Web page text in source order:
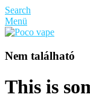
Search
Menü
Nem található
This is